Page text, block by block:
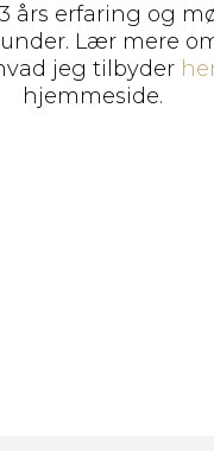
års erfaring og
Lær mere
jeg tilbyder
hjemmeside.